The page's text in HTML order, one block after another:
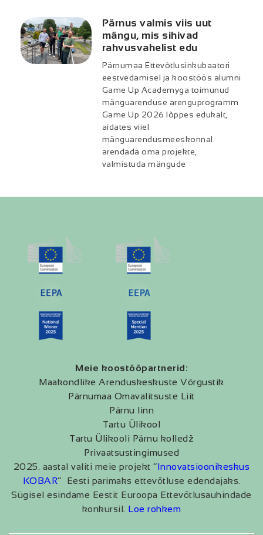
Pärnus valmis viis uut
mängu, mis sihivad
rahvusvahelist edu
Pärnumaa Ettevõtlusinkubaatori
eestvedamisel ja koostöös alumni
Game Up Academyga toimunud
mänguarenduse arenguprogramm
Game Up 2026 lõppes edukalt,
aidates viiel
mänguarendusmeeskonnal
arendada oma projekte,
valmistuda mängude
Meie koostööpartnerid:
Maakondlike Arenduskeskuste Võrgustik
Pärnumaa Omavalitsuste Liit
Pärnu linn
Tartu Ülikool
Tartu Ülikooli Pärnu kolledž
Privaatsustingimused
2025. aastal valiti meie projekt “Innovatsioonikeskus
KOBAR” Eesti parimaks ettevõtluse edendajaks.
Sügisel esindame Eestit Euroopa Ettevõtlusauhindade
konkursil. Loe rohkem